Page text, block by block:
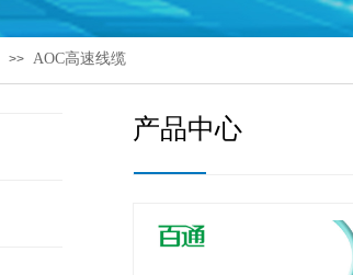
>> AOC高速线缆
产品中心